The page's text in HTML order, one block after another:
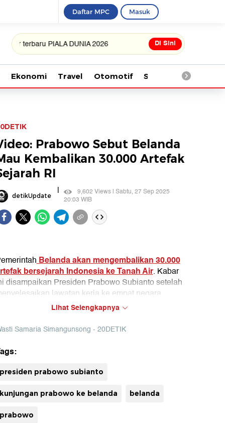
Daftar MPC Masuk
PIALA DUNIA 2026 Di Sini
Ekonomi Travel Otomotif Saintek
Prabowo Sebut Belanda
Kembalikan 30.000 Artefak
RI
detikUpdate |
9,602 Views | Sabtu, 27 Sep 2025
20:03 WIB
Belanda akan mengembalikan 30.000
bersejarah Indonesia ke Tanah Air. Kabar
disampaikan Presiden Prabowo Subianto setelah
lawatan kerja ke empat negara
termasuk Belanda.
itu, Prabowo juga mengabarkan rencana
Ratu Belanda, Ratu Máxima, ke
pada 25 November 2025 untuk diskusi
keuangan.
Lihat Selengkapnya
Samaria Simangunsong - 20DETIK
presiden prabowo subianto
kunjungan prabowo ke belanda belanda
prabowo